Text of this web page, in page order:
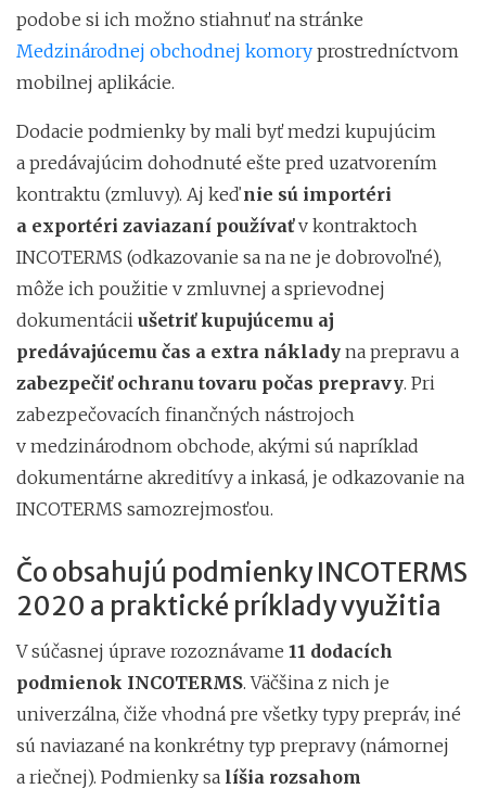
podobe si ich možno stiahnuť na stránke
Medzinárodnej obchodnej komory prostredníctvom
mobilnej aplikácie.
Dodacie podmienky by mali byť medzi kupujúcim
a predávajúcim dohodnuté ešte pred uzatvorením
kontraktu (zmluvy). Aj keďnie sú importéri
a exportéri zaviazaní používaťv kontraktoch
INCOTERMS (odkazovanie sa na ne je dobrovoľné),
môže ich použitie v zmluvnej a sprievodnej
dokumentácii ušetriť kupujúcemu aj
predávajúcemu čas a extra náklady na prepravu a
zabezpečiť ochranu tovaru počas prepravy. Pri
zabezpečovacích finančných nástrojoch
v medzinárodnom obchode, akými sú napríklad
dokumentárne akreditívy a inkasá, je odkazovanie na
INCOTERMS samozrejmosťou.
Čo obsahujú podmienky INCOTERMS
2020 a praktické príklady využitia
V súčasnej úprave rozoznávame 11 dodacích
podmienok INCOTERMS. Väčšina z nich je
univerzálna, čiže vhodná pre všetky typy prepráv, iné
sú naviazané na konkrétny typ prepravy (námornej
a riečnej). Podmienky sa líšia rozsahom